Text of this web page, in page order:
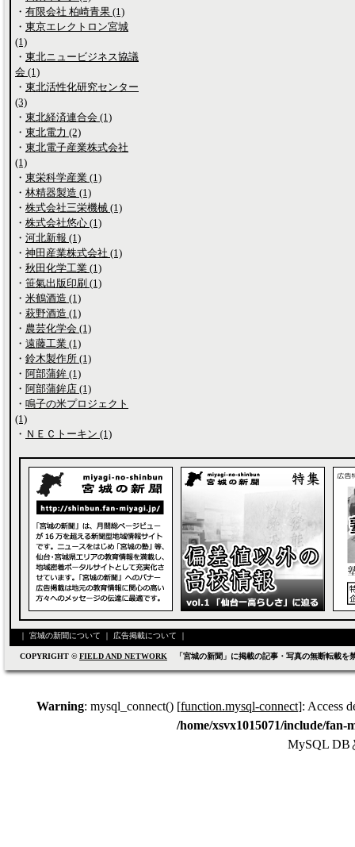
・ 有限会社 柏崎青果 (1)
・ 東京エレクトロン宮城
(1)
・ 東北ニュービジネス協議
会 (1)
・ 東北活性化研究センター
(3)
・ 東北経済連合会 (1)
・ 東北電力 (2)
・ 東北電子産業株式会社
(1)
・ 東栄科学産業 (1)
・ 林精器製造 (1)
・ 株式会社三栄機械 (1)
・ 株式会社悠心 (1)
・ 河北新報 (1)
・ 神田産業株式会社 (1)
・ 秋田化学工業 (1)
・ 笹氣出版印刷 (1)
・ 米鶴酒造 (1)
・ 萩野酒造 (1)
・ 農芸化学会 (1)
・ 遠藤工業 (1)
・ 鈴木製作所 (1)
・ 阿部蒲鉾 (1)
・ 阿部蒲鉾店 (1)
・ 鳴子の米プロジェクト
(1)
・ ＮＥＣトーキン (1)
｜ 宮城の新聞について ｜ 広告掲載について ｜
COPYRIGHT ©FIELD AND NETWORK 「宮城の新聞」に掲載の記事・写真の無断転載
Warning: mysql_connect() [function.mysql-connect]: Access
/home/xsvx1015071/include/
MySQL DB